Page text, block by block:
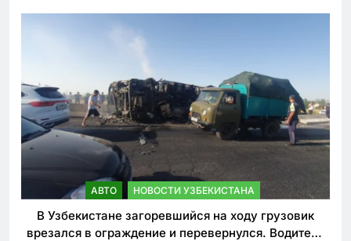
АВТО НОВОСТИ УЗБЕКИСТАНА
В Узбекистане загоревшийся на ходу грузовик
врезался в ограждение и перевернулся. Водитель